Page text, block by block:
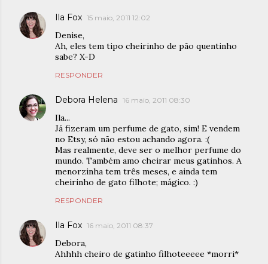
Ila Fox 15 maio, 2011 12:02
Denise,
Ah, eles tem tipo cheirinho de pão quentinho
sabe? X-D
RESPONDER
Debora Helena 16 maio, 2011 08:30
Ila...
Já fizeram um perfume de gato, sim! E vendem
no Etsy, só não estou achando agora. :(
Mas realmente, deve ser o melhor perfume do
mundo. Também amo cheirar meus gatinhos. A
menorzinha tem três meses, e ainda tem
cheirinho de gato filhote; mágico. :)
RESPONDER
Ila Fox 16 maio, 2011 08:37
Debora,
Ahhhh cheiro de gatinho filhoteeeee *morri*